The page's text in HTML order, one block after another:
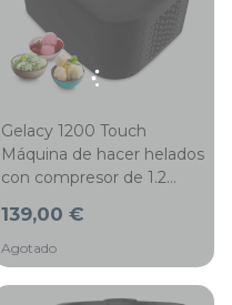
Gelacy 1200 Touch
Máquina de hacer helados
con compresor de 1.2
control táctil.
139,00 €
Agotado